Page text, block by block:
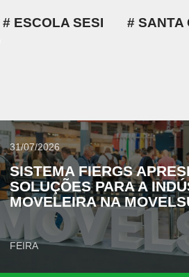
ESCOLA SESI
SANTA
31/07/2026
SISTEMA FIERGS
SOLUÇÕES PARA A
MOVELEIRA NA
FEIRA